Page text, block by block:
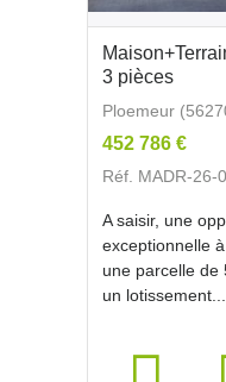
3 pièces
Ploemeur
452 786 €
Réf. MADR-26-
A saisir, une
exceptionnelle
une parcelle de
un lotissement...